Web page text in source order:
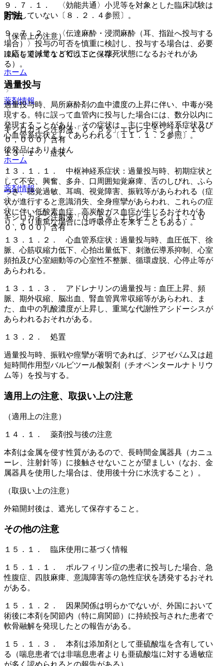
貯法
（保管上の注意）
凍結を避けて１５℃以下に保存。
ホーム
薬剤情報
キシロカイン注射液「０．５％」エピレナミン（１：１０
０，０００）含有
後発品はありません
ホーム
薬剤情報
キシロカイン注射液「０．５％」エピレナミン（１：１０
０，０００）含有
９．７．１． 〈効能共通〉小児等を対象とした臨床試験は
実施していない〔８．２．４参照〕。
９．７．２． 〈伝達麻酔・浸潤麻酔（耳、指趾へ投与する
場合）〉投与の可否を慎重に検討し、投与する場合は、必要
に応じて減量など行うこと（壊死状態になるおそれがあ
る）。
過量投与
過量投与時、局所麻酔剤の血中濃度の上昇に伴い、中毒が発
現する。特に誤って血管内に投与した場合には、数分以内に
発現することがあり、その症状は、主に中枢神経系症状及び
心血管系症状としてあらわれる〔１１．１．２参照〕。
１３．１． 症状
１３．１．１． 中枢神経系症状：過量投与時、初期症状と
して不安、興奮、多弁、口周囲知覚麻痺、舌のしびれ、ふら
つき、聴覚過敏、耳鳴、視覚障害、振戦等があらわれる（症
状が進行すると意識消失、全身痙攣があらわれ、これらの症
状に伴い低酸素血症、高炭酸ガス血症が生じるおそれがあ
り、より重篤な場合には呼吸停止を来すこともある）。
１３．１．２． 心血管系症状：過量投与時、血圧低下、徐
脈、心筋収縮力低下、心拍出量低下、刺激伝導系抑制、心室
頻拍及び心室細動等の心室性不整脈、循環虚脱、心停止等が
あらわれる。
１３．１．３． アドレナリンの過量投与：血圧上昇、頻
脈、期外収縮、脳出血、腎血管異常収縮等があらわれ、ま
た、血中の乳酸濃度が上昇し、重篤な代謝性アシドーシスが
あらわれるおそれがある。
１３．２． 処置
過量投与時、振戦や痙攣が著明であれば、ジアゼパム又は超
短時間作用型バルビツール酸製剤（チオペンタールナトリウ
ム等）を投与する。
適用上の注意、取扱い上の注意
（適用上の注意）
１４．１． 薬剤投与後の注意
本剤は金属を侵す性質があるので、長時間金属器具（カニュ
ーレ、注射針等）に接触させないことが望ましい（なお、金
属器具を使用した場合は、使用後十分に水洗すること）。
（取扱い上の注意）
外箱開封後は、遮光して保存すること。
その他の注意
１５．１． 臨床使用に基づく情報
１５．１．１． ポルフィリン症の患者に投与した場合、急
性腹症、四肢麻痺、意識障害等の急性症状を誘発するおそれ
がある。
１５．１．２． 因果関係は明らかでないが、外国において
術後に本剤を関節内（特に肩関節）に持続投与された患者で
軟骨融解を発現したとの報告がある。
１５．１．３． 本剤は添加剤として亜硫酸塩を含有してい
る（喘息患者では非喘息患者よりも亜硫酸塩に対する過敏症